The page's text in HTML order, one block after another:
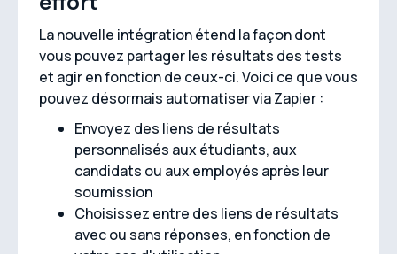
La nouvelle intégration étend la façon dont
vous pouvez partager les résultats des tests
et agir en fonction de ceux-ci. Voici ce que vous
pouvez désormais automatiser via Zapier :
Envoyez des liens de résultats
personnalisés aux étudiants, aux
candidats ou aux employés après leur
soumission
Choisissez entre des liens de résultats
avec ou sans réponses, en fonction de